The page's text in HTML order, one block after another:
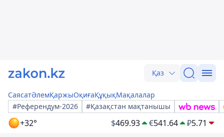
Қаз
СаясатӘлемҚаржыОқиғаҚұқықМақалалар
#Референдум-2026
#Қазақстан мақтанышы
+32° $469.93 €541.64 ₽5.71